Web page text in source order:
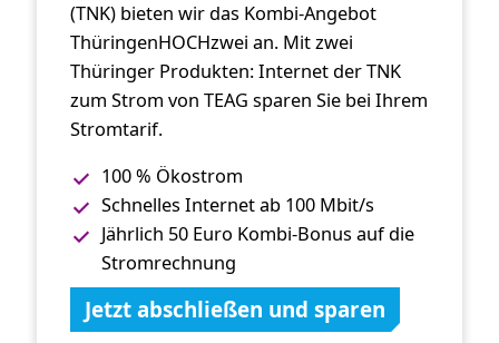
(TNK) bieten wir das Kombi-Angebot
ThüringenHOCHzwei an. Mit zwei
Thüringer Produkten: Internet der TNK
zum Strom von TEAG sparen Sie bei Ihrem
Stromtarif.
100 % Ökostrom
Schnelles Internet ab 100 Mbit/s
Jährlich 50 Euro Kombi-Bonus auf die
Stromrechnung
Jetzt abschließen und sparen